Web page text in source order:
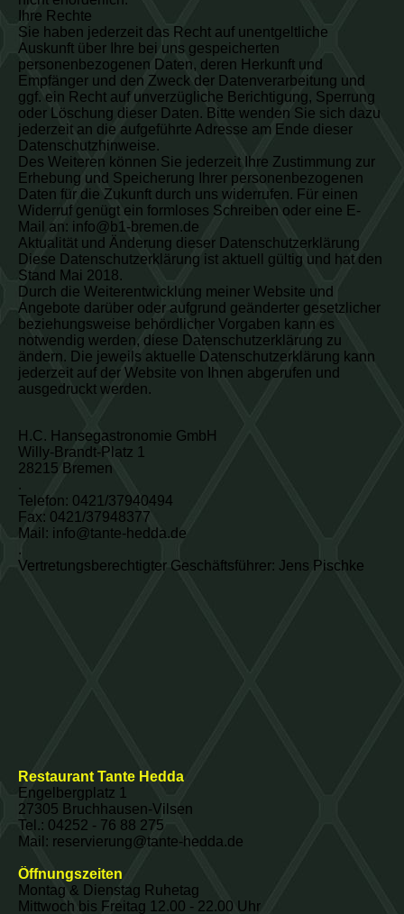
Ihre Rechte
Sie haben jederzeit das Recht auf unentgeltliche
Auskunft über Ihre bei uns gespeicherten
personenbezogenen Daten, deren Herkunft und
Empfänger und den Zweck der Datenverarbeitung und
ggf. ein Recht auf unverzügliche Berichtigung, Sperrung
oder Löschung dieser Daten. Bitte wenden Sie sich dazu
jederzeit an die aufgeführte Adresse am Ende dieser
Datenschutzhinweise.
Des Weiteren können Sie jederzeit Ihre Zustimmung zur
Erhebung und Speicherung Ihrer personenbezogenen
Daten für die Zukunft durch uns widerrufen. Für einen
Widerruf genügt ein formloses Schreiben oder eine E-
Mail an: info@b1-bremen.de
Aktualität und Änderung dieser Datenschutzerklärung
Diese Datenschutzerklärung ist aktuell gültig und hat den
Stand Mai 2018.
Durch die Weiterentwicklung meiner Website und
Angebote darüber oder aufgrund geänderter gesetzlicher
beziehungsweise behördlicher Vorgaben kann es
notwendig werden, diese Datenschutzerklärung zu
ändern. Die jeweils aktuelle Datenschutzerklärung kann
jederzeit auf der Website von Ihnen abgerufen und
ausgedruckt werden.
H.C. Hansegastronomie GmbH
Willy-Brandt-Platz 1
28215 Bremen
.
Telefon: 0421/37940494
Fax: 0421/37948377
Mail: info@tante-hedda.de
.
Vertretungsberechtigter Geschäftsführer: Jens Pischke
Restaurant Tante Hedda
Engelbergplatz 1
27305 Bruchhausen-Vilsen
Tel.: 04252 - 76 88 275
Mail: reservierung@tante-hedda.de
Öffnungszeiten
Montag & Dienstag Ruhetag
Mittwoch bis Freitag 12.00 - 22.00 Uhr